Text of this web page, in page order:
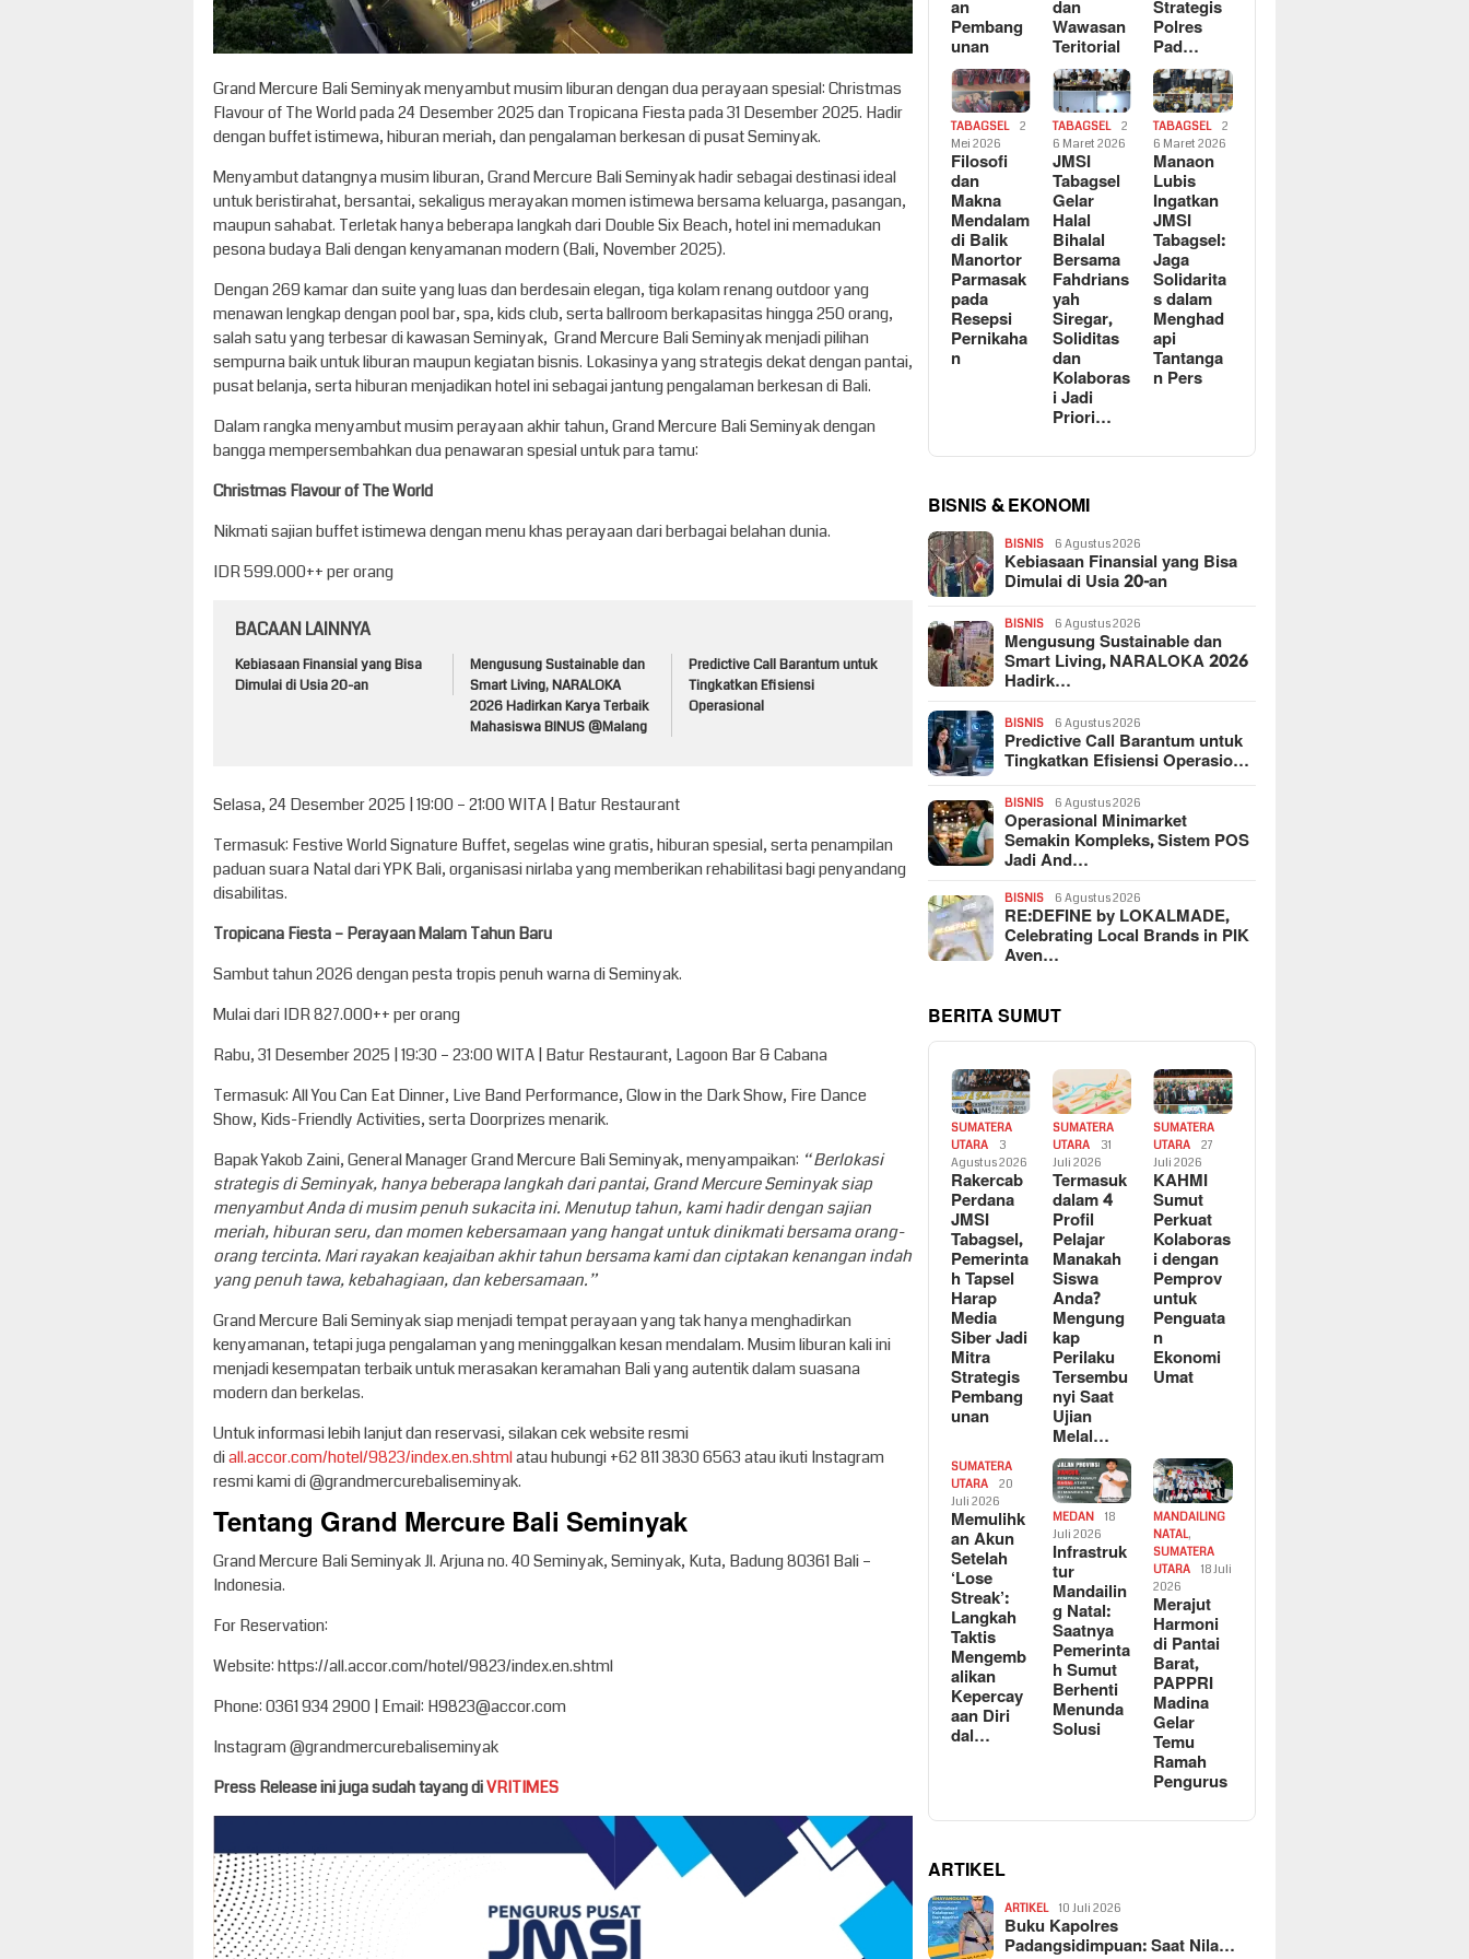
Grand Mercure Bali Seminyak menyambut musim liburan dengan dua perayaan spesial: Christmas
Flavour of The World pada 24 Desember 2025 dan Tropicana Fiesta pada 31 Desember 2025. Hadir
dengan buffet istimewa, hiburan meriah, dan pengalaman berkesan di pusat Seminyak.
Menyambut datangnya musim liburan, Grand Mercure Bali Seminyak hadir sebagai destinasi ideal
untuk beristirahat, bersantai, sekaligus merayakan momen istimewa bersama keluarga, pasangan,
maupun sahabat. Terletak hanya beberapa langkah dari Double Six Beach, hotel ini memadukan
pesona budaya Bali dengan kenyamanan modern (Bali, November 2025).
Dengan 269 kamar dan suite yang luas dan berdesain elegan, tiga kolam renang outdoor yang
menawan lengkap dengan pool bar, spa, kids club, serta ballroom berkapasitas hingga 250 orang,
salah satu yang terbesar di kawasan Seminyak, Grand Mercure Bali Seminyak menjadi pilihan
sempurna baik untuk liburan maupun kegiatan bisnis. Lokasinya yang strategis dekat dengan pantai,
pusat belanja, serta hiburan menjadikan hotel ini sebagai jantung pengalaman berkesan di Bali.
Dalam rangka menyambut musim perayaan akhir tahun, Grand Mercure Bali Seminyak dengan
bangga mempersembahkan dua penawaran spesial untuk para tamu:
Christmas Flavour of The World
Nikmati sajian buffet istimewa dengan menu khas perayaan dari berbagai belahan dunia.
IDR 599.000++ per orang
BACAAN LAINNYA
Kebiasaan Finansial yang Bisa
Dimulai di Usia 20-an
Mengusung Sustainable dan
Smart Living, NARALOKA
2026 Hadirkan Karya Terbaik
Mahasiswa BINUS @Malang
Predictive Call Barantum untuk
Tingkatkan Efisiensi
Operasional
Selasa, 24 Desember 2025 | 19:00 – 21:00 WITA | Batur Restaurant
Termasuk: Festive World Signature Buffet, segelas wine gratis, hiburan spesial, serta penampilan
paduan suara Natal dari YPK Bali, organisasi nirlaba yang memberikan rehabilitasi bagi penyandang
disabilitas.
Tropicana Fiesta – Perayaan Malam Tahun Baru
Sambut tahun 2026 dengan pesta tropis penuh warna di Seminyak.
Mulai dari IDR 827.000++ per orang
Rabu, 31 Desember 2025 | 19:30 – 23:00 WITA | Batur Restaurant, Lagoon Bar & Cabana
Termasuk: All You Can Eat Dinner, Live Band Performance, Glow in the Dark Show, Fire Dance
Show, Kids-Friendly Activities, serta Doorprizes menarik.
Bapak Yakob Zaini, General Manager Grand Mercure Bali Seminyak, menyampaikan: “Berlokasi
strategis di Seminyak, hanya beberapa langkah dari pantai, Grand Mercure Seminyak siap
menyambut Anda di musim penuh sukacita ini. Menutup tahun, kami hadir dengan sajian
meriah, hiburan seru, dan momen kebersamaan yang hangat untuk dinikmati bersama orang-
orang tercinta. Mari rayakan keajaiban akhir tahun bersama kami dan ciptakan kenangan indah
yang penuh tawa, kebahagiaan, dan kebersamaan.”
Grand Mercure Bali Seminyak siap menjadi tempat perayaan yang tak hanya menghadirkan
kenyamanan, tetapi juga pengalaman yang meninggalkan kesan mendalam. Musim liburan kali ini
menjadi kesempatan terbaik untuk merasakan keramahan Bali yang autentik dalam suasana
modern dan berkelas.
Untuk informasi lebih lanjut dan reservasi, silakan cek website resmi
diall.accor.com/hotel/9823/index.en.shtmlatau hubungi +62 811 3830 6563 atau ikuti Instagram
resmi kami di @grandmercurebaliseminyak.
Tentang Grand Mercure Bali Seminyak
Grand Mercure Bali Seminyak Jl. Arjuna no. 40 Seminyak, Seminyak, Kuta, Badung 80361 Bali –
Indonesia.
For Reservation:
Website: https://all.accor.com/hotel/9823/index.en.shtml
Phone: 0361 934 2900 | Email: H9823@accor.com
Instagram @grandmercurebaliseminyak
Press Release ini juga sudah tayang diVRITIMES
an
Pembang
unan
dan
Wawasan
Teritorial
Strategis
Polres
Pad…
TABAGSEL
2
Mei 2026
Filosofi
dan
Makna
Mendalam
di Balik
Manortor
Parmasak
pada
Resepsi
Pernikaha
n
TABAGSEL
2
6 Maret 2026
JMSI
Tabagsel
Gelar
Halal
Bihalal
Bersama
Fahdrians
yah
Siregar,
Soliditas
dan
Kolaboras
i Jadi
Priori…
TABAGSEL
2
6 Maret 2026
Manaon
Lubis
Ingatkan
JMSI
Tabagsel:
Jaga
Solidarita
s dalam
Menghad
api
Tantanga
n Pers
BISNIS & EKONOMI
BISNIS 6 Agustus 2026
Kebiasaan Finansial yang Bisa
Dimulai di Usia 20-an
BISNIS 6 Agustus 2026
Mengusung Sustainable dan
Smart Living, NARALOKA 2026
Hadirk…
BISNIS 6 Agustus 2026
Predictive Call Barantum untuk
Tingkatkan Efisiensi Operasio…
BISNIS 6 Agustus 2026
Operasional Minimarket
Semakin Kompleks, Sistem POS
Jadi And…
BISNIS 6 Agustus 2026
RE:DEFINE by LOKALMADE,
Celebrating Local Brands in PIK
Aven…
BERITA SUMUT
SUMATERA
UTARA
3
Agustus 2026
Rakercab
Perdana
JMSI
Tabagsel,
Pemerinta
h Tapsel
Harap
Media
Siber Jadi
Mitra
Strategis
Pembang
unan
SUMATERA
UTARA
31
Juli 2026
Termasuk
dalam 4
Profil
Pelajar
Manakah
Siswa
Anda?
Mengung
kap
Perilaku
Tersembu
nyi Saat
Ujian
Melal…
SUMATERA
UTARA
27
Juli 2026
KAHMI
Sumut
Perkuat
Kolaboras
i dengan
Pemprov
untuk
Penguata
n
Ekonomi
Umat
SUMATERA
UTARA
20
Juli 2026
Memulihk
an Akun
Setelah
‘Lose
Streak’:
Langkah
Taktis
Mengemb
alikan
Kepercay
aan Diri
dal…
MEDAN
18
Juli 2026
Infrastruk
tur
Mandailin
g Natal:
Saatnya
Pemerinta
h Sumut
Berhenti
Menunda
Solusi
MANDAILING
NATAL,
SUMATERA
UTARA
18 Juli
2026
Merajut
Harmoni
di Pantai
Barat,
PAPPRI
Madina
Gelar
Temu
Ramah
Pengurus
ARTIKEL
ARTIKEL 10 Juli 2026
Buku Kapolres
Padangsidimpuan: Saat Nila…